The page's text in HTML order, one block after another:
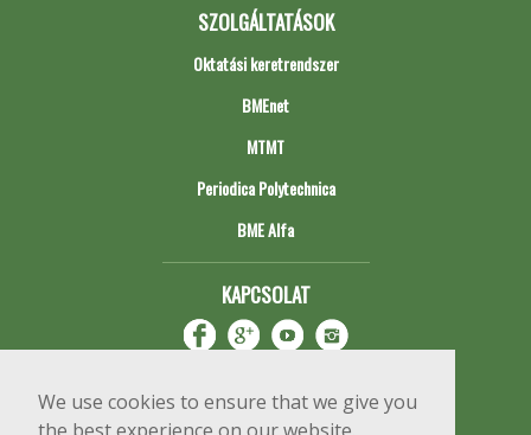
We use cookies to ensure that we give you
SZOLGÁLTATÁSOK
Oktatási keretrendszer
BMEnet
MTMT
Periodica Polytechnica
BME Alfa
KAPCSOLAT